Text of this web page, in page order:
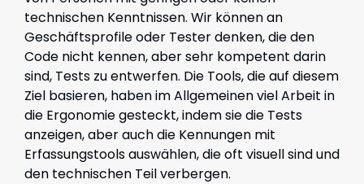
technischen Kenntnissen. Wir können an
Geschäftsprofile oder Tester denken, die den
Code nicht kennen, aber sehr kompetent darin
sind, Tests zu entwerfen. Die Tools, die auf diesem
Ziel basieren, haben im Allgemeinen viel Arbeit in
die Ergonomie gesteckt, indem sie die Tests
anzeigen, aber auch die Kennungen mit
Erfassungstools auswählen, die oft visuell sind und
den technischen Teil verbergen.